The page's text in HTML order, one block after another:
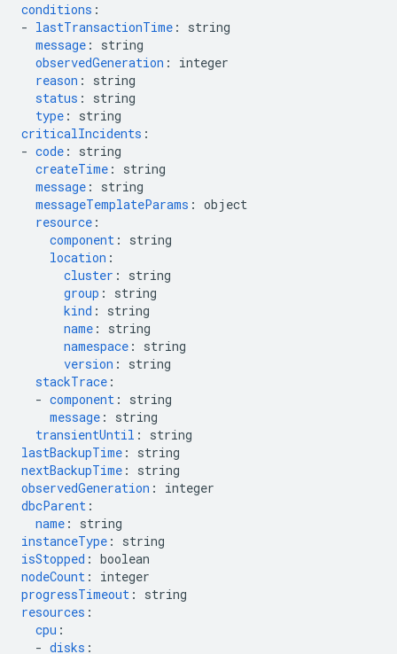
conditions :
- lastTransactionTime :
string
message :
string
observedGeneration :
integer
reason :
string
status :
string
type :
string
criticalIncidents :
- code :
string
createTime :
string
message :
string
messageTemplateParams : object
resource :
component :
string
location :
cluster :
string
group :
string
kind :
string
name :
string
namespace :
string
version :
string
stackTrace :
- component :
string
message :
string
transientUntil :
string
lastBackupTime :
string
nextBackupTime :
string
observedGeneration :
integer
dbcParent :
name :
string
instanceType :
string
isStopped : boolean
nodeCount :
integer
progressTimeout :
string
resources :
cpu :
- disks :